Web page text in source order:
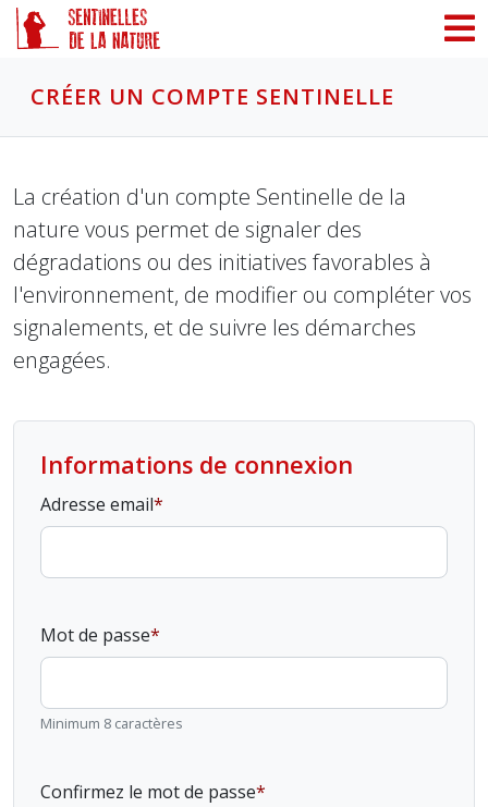
CRÉER UN COMPTE SENTINELLE
La création d'un compte Sentinelle de la
nature vous permet de signaler des
dégradations ou des initiatives favorables à
l'environnement, de modifier ou compléter vos
signalements, et de suivre les démarches
engagées.
Informations de connexion
Adresse email
Mot de passe
Minimum 8 caractères
Confirmez le mot de passe
Panneau de gestion des cookies